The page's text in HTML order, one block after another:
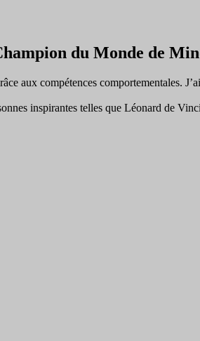
du Monde de
aux compétences comportementales.
inspirantes telles que Léonard de